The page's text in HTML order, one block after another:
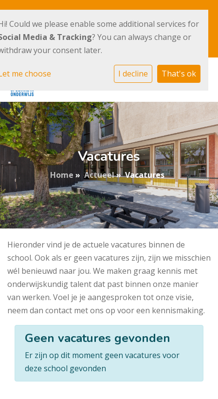
Drostenburg 1
1102 AM Amsterdam
E-mailadres
Vacatures
Home » Actueel» Vacatures
Hieronder vind je de actuele vacatures binnen de
school. Ook als er geen vacatures zijn, zijn we misschien
wél benieuwd naar jou. We maken graag kennis met
onderwijskundig talent dat past binnen onze manier
van werken. Voel je je aangesproken tot onze visie,
neem dan contact met ons op voor een kennismaking.
Geen vacatures gevonden
Er zijn op dit moment geen vacatures voor
deze school gevonden
Could we please enable some additional services for
Media & Tracking? You can always change or
your consent later.
me choose I decline That's ok